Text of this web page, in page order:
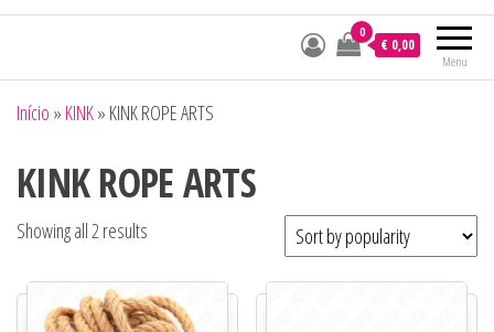
Menu
0
€ 0,00
Início » KINK» KINK ROPE ARTS
KINK ROPE ARTS
Showing all 2 results